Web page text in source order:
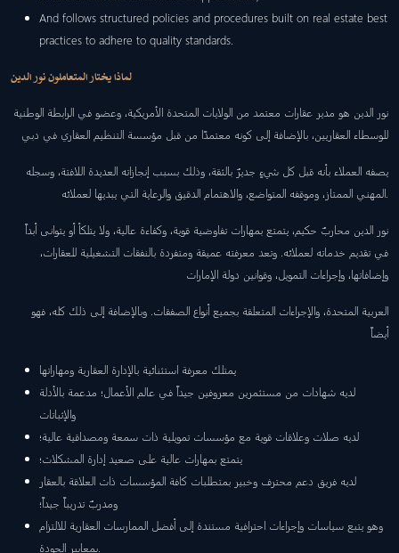
And follows structured policies and procedures built on real estate best
practices to adhere to quality standards.
لماذا يختار المتعاملون نور الدين
نور الدين هو مدير عقارات معتمد من الولايات المتحدة الأمريكية، وعضو في الرابطة الوطنية
للوسطاء العقاريين، بالإضافة إلى كونه معتمدًا من قبل مؤسسة التنظيم العقاري في دبي
يصفه العملاء بأنه قبل كل شيءٍ جديرٌ بالثقة، وذلك بسبب إنجازاته العديدة اللافتة، وسجله
المهني الممتاز، وموقفه المتواضع، والاهتمام الدقيق والرعاية التي يبديها لعملائه.
نور الدين محاربٌ حكيم، يتمتع بمهارات تفاوضية قوية، وكفاءة عالية، ولا يتلكأ أو يتوانى أبداً
في تقديم خدماته لعملائه. وتعد معرفته عميقة ومتفردة بالنفقات التشغيلية للعقارات،
وإضافاتها، وإجراءات التمويل، وقوانين دولة الإمارات
العربية المتحدة، والإجراءات المتعلقة بجميع أنواع الصفقات. وبالإضافة إلى ذلك كله، فهو
أيضاً
يمتلك معرفة استثنائية بالإدارة العقارية ومهاراتها
لديه شهادات من مستثمرين معروفين جيداً في عالم الأعمال؛ مدعمة بالأدلة
والإثباتات
لديه صلات وعلاقات قوية مع مؤسسات تمويلية ذات سمعة ومصداقية عالية؛
يتمتع بمهارات عالية على صعيد إدارة المشكلات؛
لديه فريق دعم محترف وخبير بمتطلبات كافة المؤسسات ذات العلاقة بالعقار
ومدربٌ تدريباً جيداً؛
وهو يتبع سياسات وإجراءات احترافية مستندة إلى أفضل الممارسات العقارية للالتزام
بمعايير الجودة.